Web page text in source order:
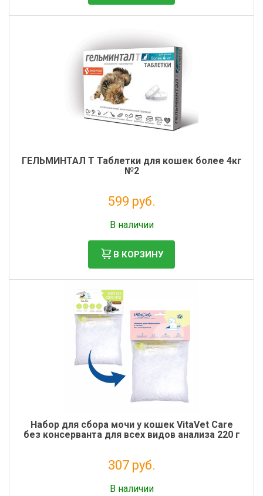
ГЕЛЬМИНТАЛ Т Таблетки для кошек более 4кг
№2
599 руб.
В наличии
В КОРЗИНУ
Набор для сбора мочи у кошек VitaVet Care
без консерванта для всех видов анализа 220 г
307 руб.
В наличии